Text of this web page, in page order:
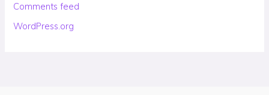
Comments feed
WordPress.org